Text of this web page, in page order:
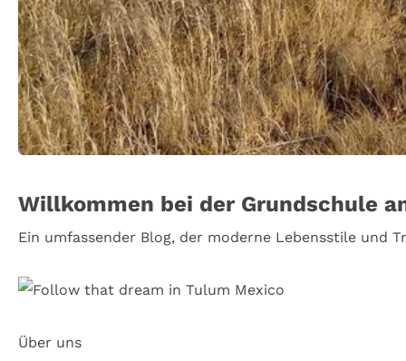
Willkommen bei der Grundschule
Ein umfassender Blog, der moderne Lebensstile und
Über uns